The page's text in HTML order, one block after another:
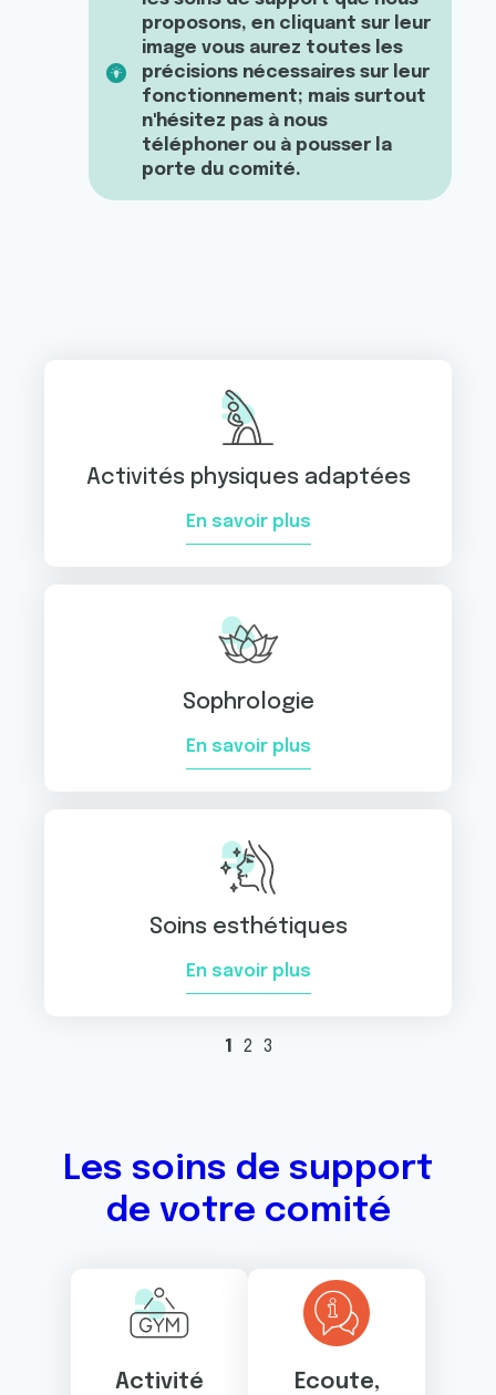
proposons, en cliquant sur leur
image vous aurez toutes les
précisions nécessaires sur leur
fonctionnement; mais surtout
n'hésitez pas à nous
téléphoner ou à pousser la
porte du comité.
Activités physiques adaptées
En savoir plus
Sophrologie
En savoir plus
Soins esthétiques
En savoir plus
1 2 3
Les soins de support
de votre comité
Activité
Ecoute,